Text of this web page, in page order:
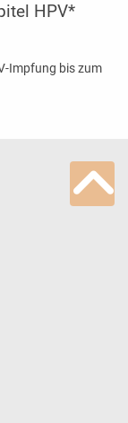
HPV*
Impfung bis zum